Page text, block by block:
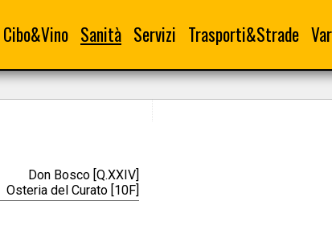
Cibo&Vino Sanità Servizi Trasporti&Strade
Don Bosco [Q.XXIV]
Osteria del Curato [10F]